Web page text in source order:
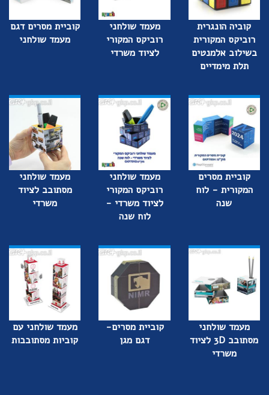
קוביה הונגרית
רוביקס המקורית
בשילוב אלמנטים
תלת מימדיים
מעמד שולחני
רוביקס המקורי
לציוד משרדי
קוביית מסרים דגם
מעמד שולחני
קוביית מסרים
המקורית - לוח
שנה
מעמד שולחני
רוביקס המקורי
לציוד משרדי -
לוח שנה
מעמד שולחני
מסתובב לציוד
משרדי
מעמד שולחני
מסתובב 3D לציוד
משרדי
קוביית מסרים-
דגם מגן
מעמד שולחני עם
קוביות מסתובבות